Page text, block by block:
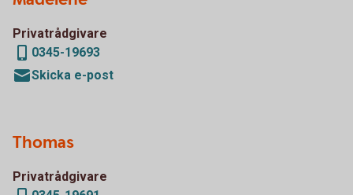
Privatrådgivare
0345-19693
Skicka e-post
Thomas
Privatrådgivare